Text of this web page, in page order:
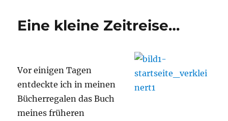
Eine kleine Zeitreise…
Vor einigen Tagen
entdeckte ich in meinen
Bücherregalen das Buch
meines früheren